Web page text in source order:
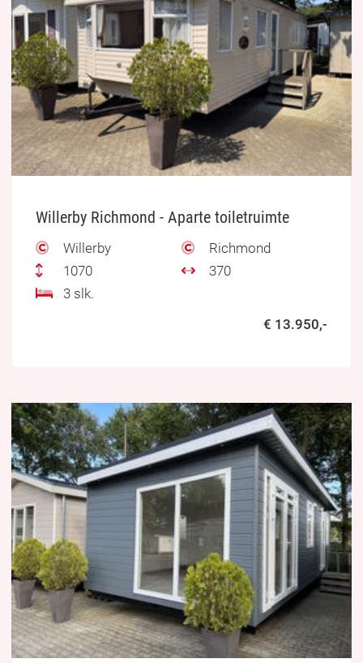
Willerby Richmond - Aparte toiletruimte
Willerby
Richmond
1070
370
3 slk.
€ 13.950,-